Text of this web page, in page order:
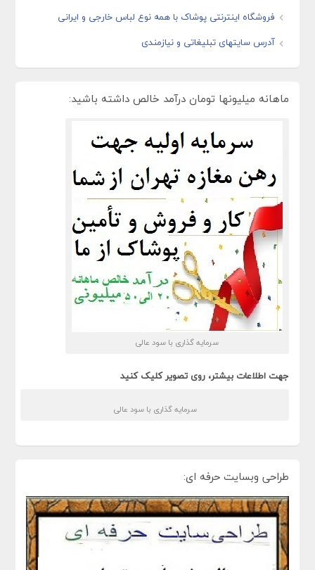
فروشگاه اینترنتی پوشاک با همه نوع لباس خارجی و ایرانی
آدرس سایتهای تبلیغاتی و نیازمندی
ماهانه میلیونها تومان درآمد خالص داشته باشید:
سرمایه گذاری با سود عالی
جهت اطلاعات بیشتر، روی تصویر کلیک کنید
سرمایه گذاری با سود عالی
طراحی وبسایت حرفه ای: